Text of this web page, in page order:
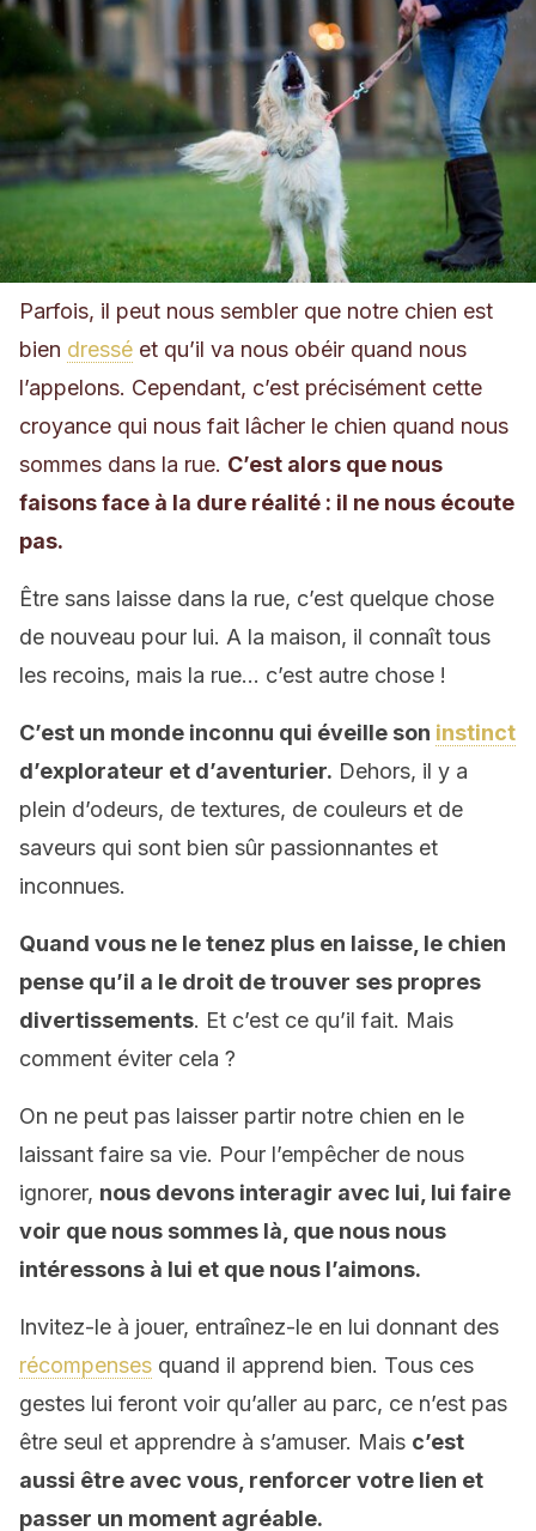
Parfois, il peut nous sembler que notre chien est
bien dressé et qu’il va nous obéir quand nous
l’appelons. Cependant, c’est précisément cette
croyance qui nous fait lâcher le chien quand nous
sommes dans la rue. C’est alors que nous
faisons face à la dure réalité : il ne nous écoute
pas.
Être sans laisse dans la rue, c’est quelque chose
de nouveau pour lui. A la maison, il connaît tous
les recoins, mais la rue… c’est autre chose !
C’est un monde inconnu qui éveille son instinct
d’explorateur et d’aventurier. Dehors, il y a
plein d’odeurs, de textures, de couleurs et de
saveurs qui sont bien sûr passionnantes et
inconnues.
Quand vous ne le tenez plus en laisse, le chien
pense qu’il a le droit de trouver ses propres
divertissements. Et c’est ce qu’il fait. Mais
comment éviter cela ?
On ne peut pas laisser partir notre chien en le
laissant faire sa vie. Pour l’empêcher de nous
ignorer, nous devons interagir avec lui, lui faire
voir que nous sommes là, que nous nous
intéressons à lui et que nous l’aimons.
Invitez-le à jouer, entraînez-le en lui donnant des
récompenses quand il apprend bien. Tous ces
gestes lui feront voir qu’aller au parc, ce n’est pas
être seul et apprendre à s’amuser. Mais c’est
aussi être avec vous, renforcer votre lien et
passer un moment agréable.